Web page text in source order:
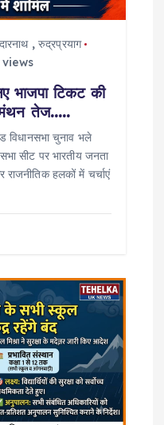
, रुद्रप्रयाग
भाजपा टिकट की
मंथन तेज…..
विधानसभा चुनाव भले
सीट पर भारतीय जनता
राजनीतिक हलकों में चर्चाएं